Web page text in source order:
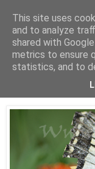
Está de
10/8/17
Las
This site uses
and to analyze
shared with
metrics to ensure
statistics, and to